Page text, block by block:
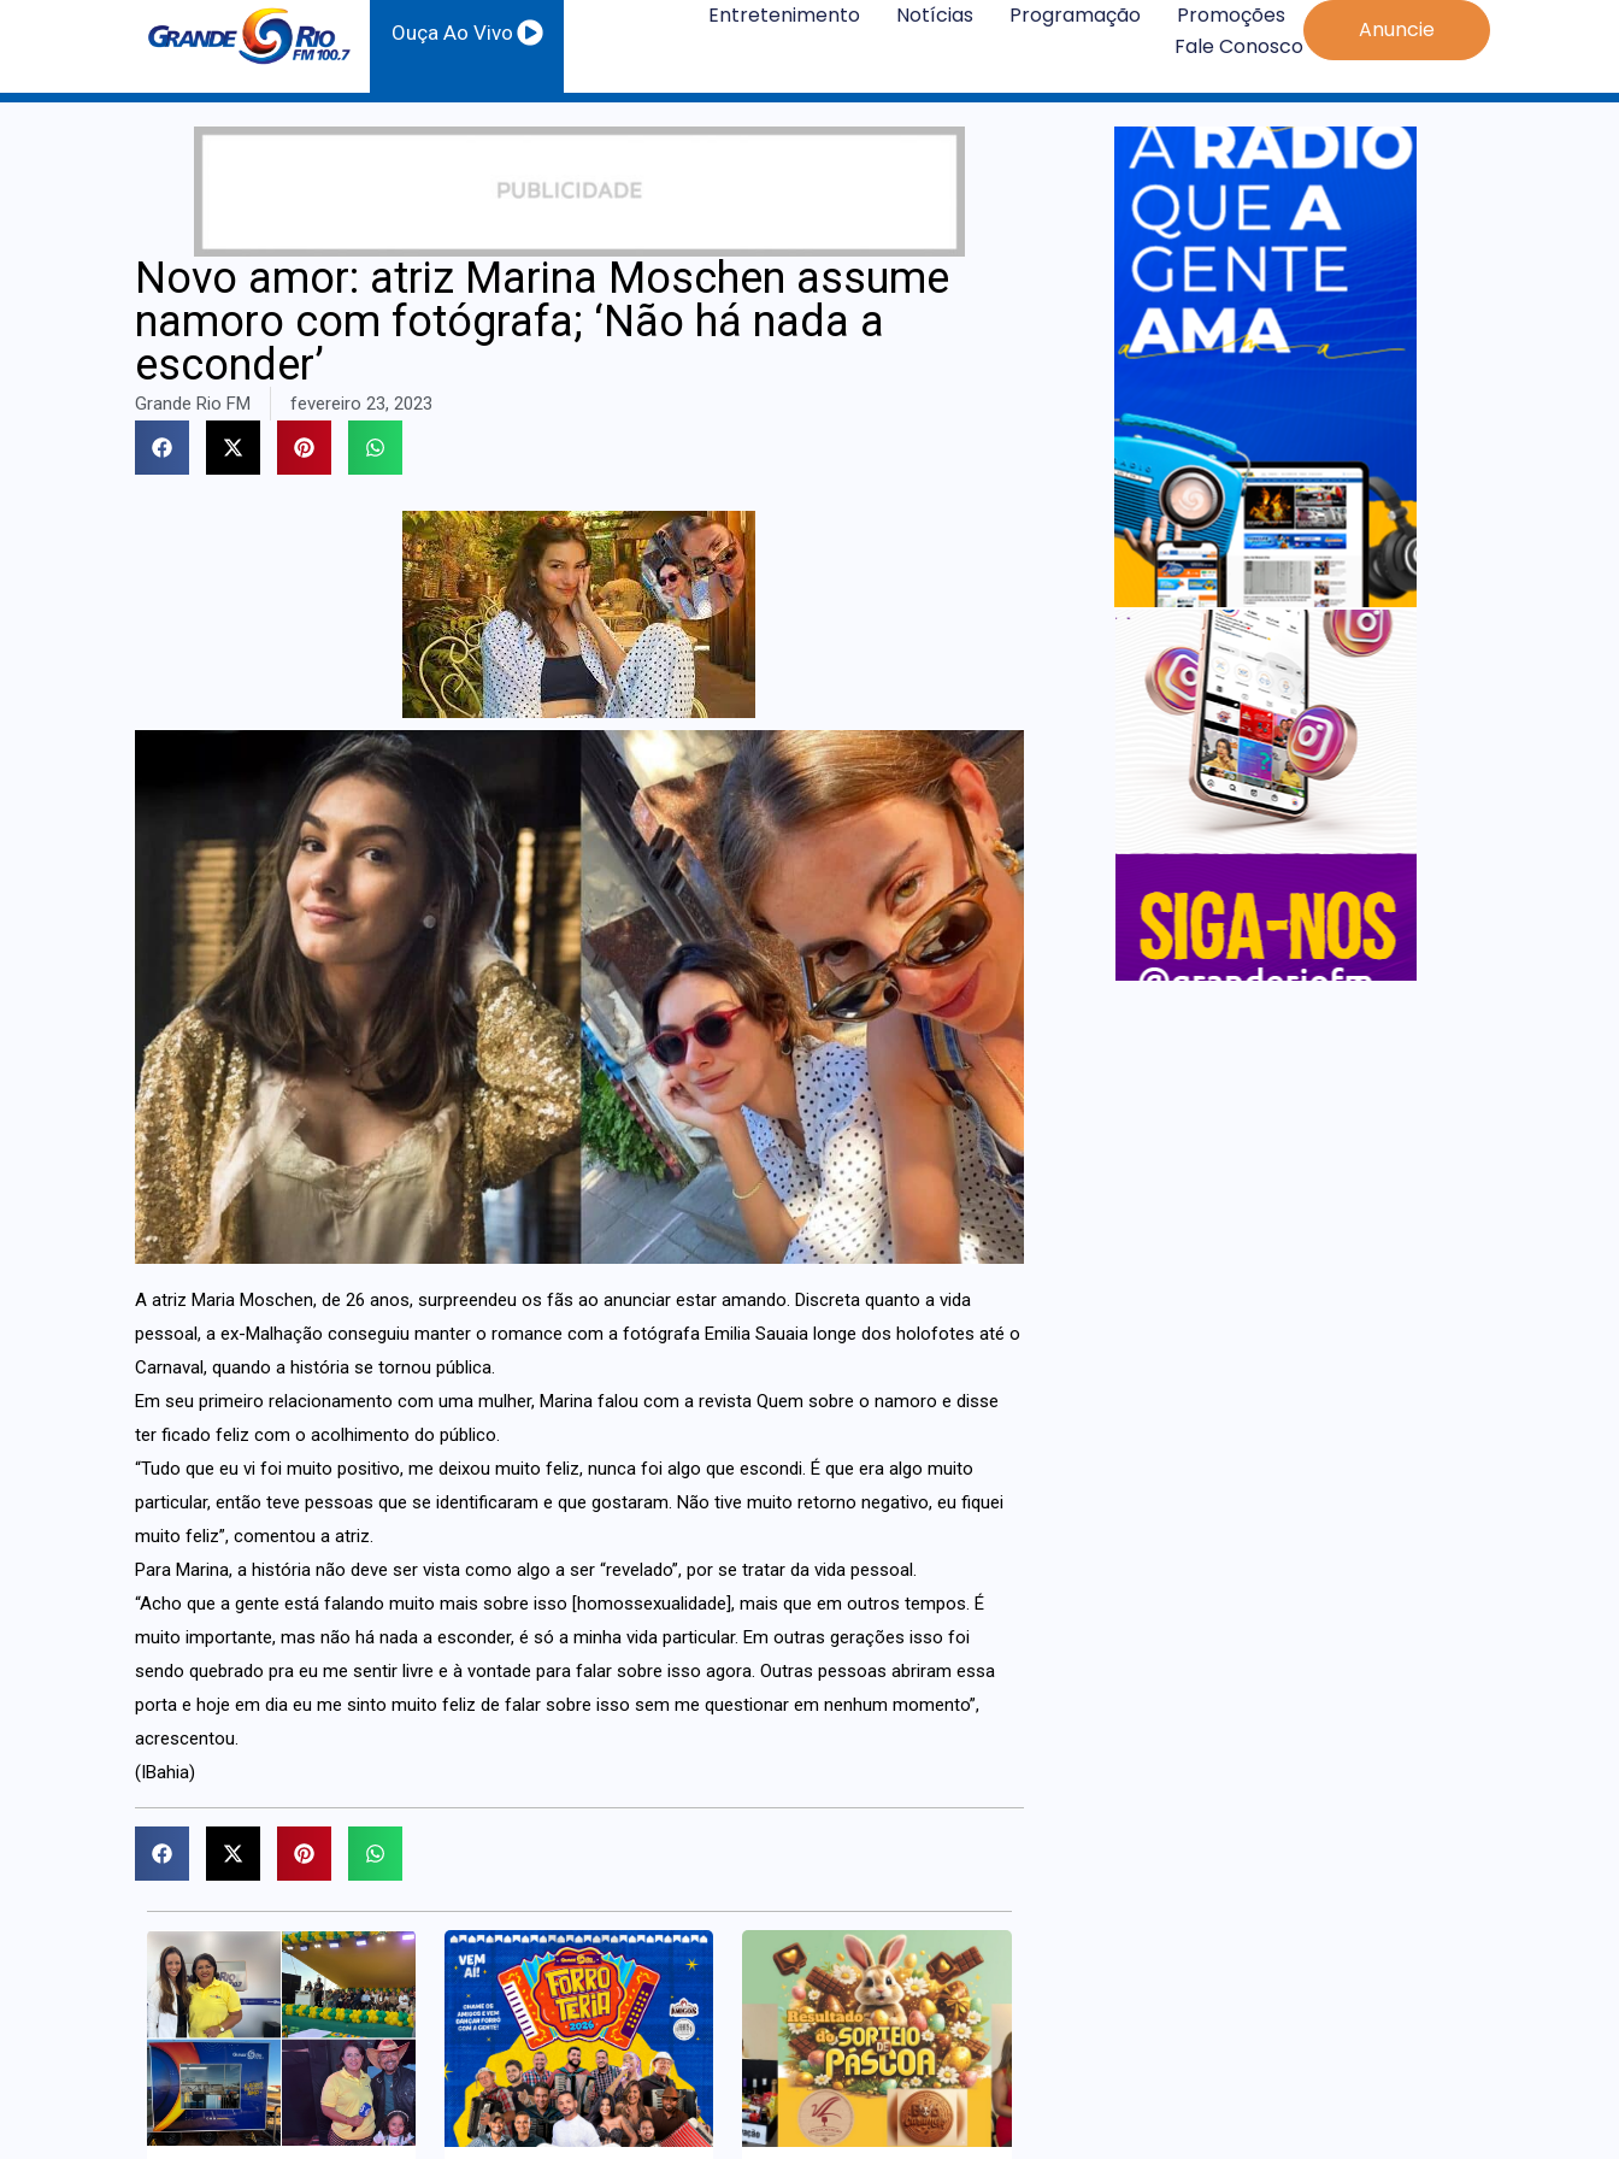
Ouça Ao Vivo
Entretenimento Notícias Programação
Promoções
Fale Conosco
Anuncie
Novo amor: atriz Marina Moschen assume
namoro com fotógrafa; ‘Não há nada a
esconder’
Grande Rio FM fevereiro 23, 2023
A atriz Maria Moschen, de 26 anos, surpreendeu os fãs ao anunciar estar amando. Discreta quanto a vida
pessoal, a ex-Malhação conseguiu manter o romance com a fotógrafa Emilia Sauaia longe dos holofotes até o
Carnaval, quando a história se tornou pública.
Em seu primeiro relacionamento com uma mulher, Marina falou com a revista Quem sobre o namoro e disse
ter ficado feliz com o acolhimento do público.
“Tudo que eu vi foi muito positivo, me deixou muito feliz, nunca foi algo que escondi. É que era algo muito
particular, então teve pessoas que se identificaram e que gostaram. Não tive muito retorno negativo, eu fiquei
muito feliz”, comentou a atriz.
Para Marina, a história não deve ser vista como algo a ser “revelado”, por se tratar da vida pessoal.
“Acho que a gente está falando muito mais sobre isso [homossexualidade], mais que em outros tempos. É
muito importante, mas não há nada a esconder, é só a minha vida particular. Em outras gerações isso foi
sendo quebrado pra eu me sentir livre e à vontade para falar sobre isso agora. Outras pessoas abriram essa
porta e hoje em dia eu me sinto muito feliz de falar sobre isso sem me questionar em nenhum momento”,
acrescentou.
(IBahia)